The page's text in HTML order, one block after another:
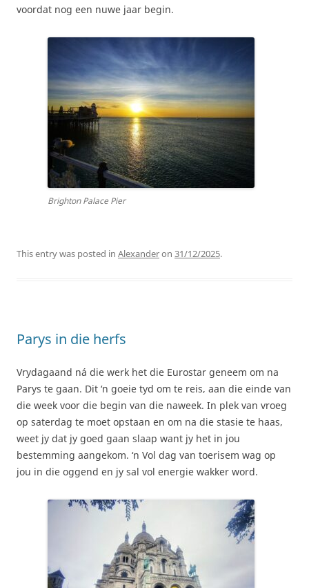
voordat nog een nuwe jaar begin.
Brighton Palace Pier
This entry was posted in Alexanderon 31/12/2025.
Parys in die herfs
Vrydagaand ná die werk het die Eurostar geneem om na
Parys te gaan. Dit ‘n goeie tyd om te reis, aan die einde van
die week voor die begin van die naweek. In plek van vroeg
op saterdag te moet opstaan en om na die stasie te haas,
weet jy dat jy goed gaan slaap want jy het in jou
bestemming aangekom. ‘n Vol dag van toerisem wag op
jou in die oggend en jy sal vol energie wakker word.